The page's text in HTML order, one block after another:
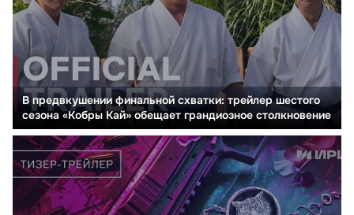
В предвкушении финальной схватки: трейлер шестого
сезона «Кобры Кай» обещает грандиозное столкновение